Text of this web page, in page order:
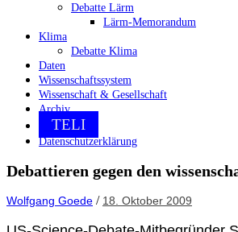
Debatte Lärm
Lärm-Memorandum
Klima
Debatte Klima
Daten
Wissenschaftssystem
Wissenschaft & Gesellschaft
Archiv
TELI
Datenschutzerklärung
Debattieren gegen den
Wolfgang Goede / 18. Oktober 2009